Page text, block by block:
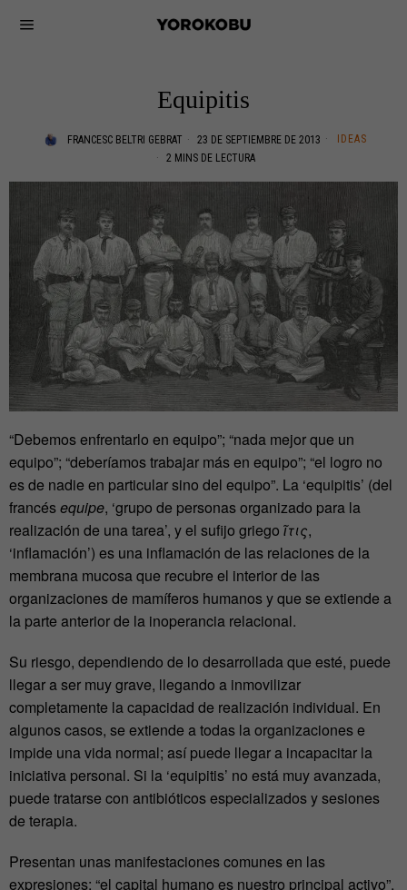
Equipitis
FRANCESC BELTRI GEBRAT 23 DE SEPTIEMBRE DE 2013
IDEAS
2 MINS DE LECTURA
“Debemos enfrentarlo en equipo”; “nada mejor que un
equipo”; “deberíamos trabajar más en equipo”; “el logro no
es de nadie en particular sino del equipo”. La ‘equipitis’ (del
francésequipe, ‘grupo de personas organizado para la
realización de una tarea’, y el sufijo griego ῖτις,
‘inflamación’) es una inflamación de las relaciones de la
membrana mucosa que recubre el interior de las
organizaciones de mamíferos humanos y que se extiende a
la parte anterior de la inoperancia relacional.
Su riesgo, dependiendo de lo desarrollada que esté, puede
llegar a ser muy grave, llegando a inmovilizar
completamente la capacidad de realización individual. En
algunos casos, se extiende a todas la organizaciones e
impide una vida normal; así puede llegar a incapacitar la
iniciativa personal. Si la ‘equipitis’ no está muy avanzada,
puede tratarse con antibióticos especializados y sesiones
de terapia.
Presentan unas manifestaciones comunes en las
expresiones: “el capital humano es nuestro principal activo”,